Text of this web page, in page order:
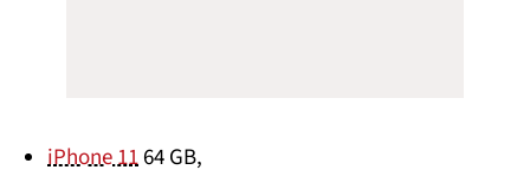
iPhone 1164 GB,